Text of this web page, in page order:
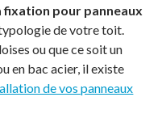
fixation pour panneaux
de votre toit.
ou que ce soit un
en bac acier, il existe
de vos panneaux